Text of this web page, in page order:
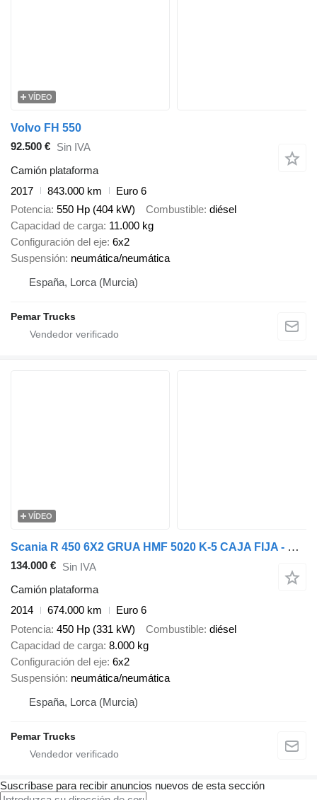
VÍDEO
Volvo FH 550
92.500 € Sin IVA
Camión plataforma
2017
843.000 km
Euro 6
Potencia 550 Hp (404 kW) Combustible diésel
Capacidad de carga 11.000 kg
Configuración del eje 6x2
Suspensión neumática/neumática
España, Lorca (Murcia)
Pemar Trucks
VÍDEO
Scania R 450 6X2 GRUA HMF 5020 K-5 CAJA FIJA - BDF - PLATAFORMA EURO 6
134.000 € Sin IVA
Camión plataforma
2014
674.000 km
Euro 6
Potencia 450 Hp (331 kW) Combustible diésel
Capacidad de carga 8.000 kg
Configuración del eje 6x2
Suspensión neumática/neumática
España, Lorca (Murcia)
Pemar Trucks
Suscríbase para recibir anuncios nuevos de esta sección